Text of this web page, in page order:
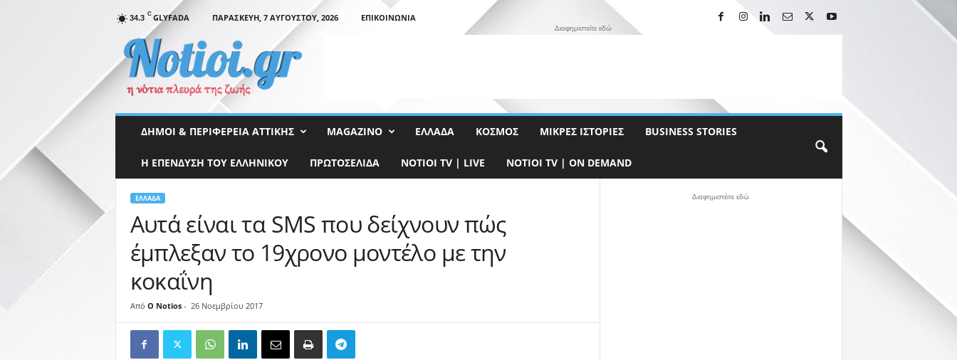
34.3 C GLYFADA ΠΑΡΑΣΚΕΥΉ, 7 ΑΥΓΟΎΣΤΟΥ, 2026
ΕΠΙΚΟΙΝΩΝΊΑ
t
Διαφημιστείτε εδώ
ΔΉΜΟΙ & ΠΕΡΙΦΈΡΕΙΑ ΑΤΤΙΚΉΣ MAGAZINO ΕΛΛΆΔΑ ΚΌΣΜΟΣ ΜΙΚΡΈΣ ΙΣΤΟΡΊΕΣ BUSINESS STORIES
Η ΕΠΕΝΔΥΣΗ ΤΟΥ ΕΛΛΗΝΙΚΟΥ ΠΡΩΤΟΣΈΛΙΔΑ NOTIOI TV | LIVE NOTIOI TV | ON DEMAND
ΕΛΛΆΔΑ
Αυτά είναι τα SMS που δείχνουν πώς
έμπλεξαν το 19χρονο μοντέλο με την
κοκαΐνη
Από O Notios- 26 Νοεμβρίου 2017
Διαφημιστέιτε εδώ